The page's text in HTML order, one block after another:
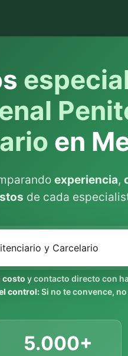
en
experiencia,
de cada
costo y contacto directo con
control:Si no te convence,
5.000+